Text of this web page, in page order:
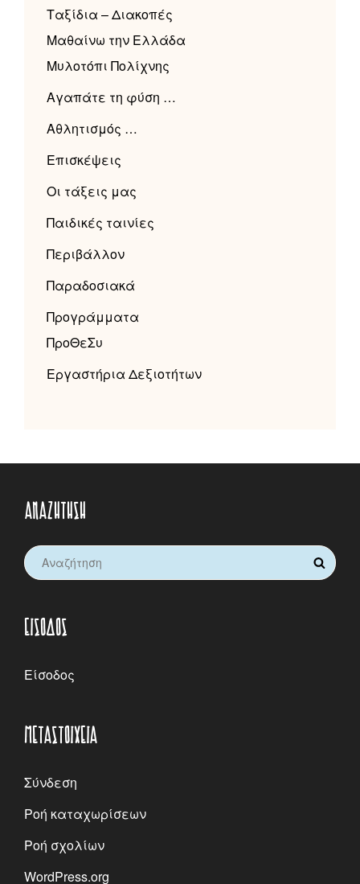
Ταξίδια – Διακοπές
Μαθαίνω την Ελλάδα
Μυλοτόπι Πολίχνης
Αγαπάτε τη φύση …
Αθλητισμός …
Επισκέψεις
Οι τάξεις μας
Παιδικές ταινίες
Περιβάλλον
Παραδοσιακά
Προγράμματα
ΠροΘεΣυ
Εργαστήρια Δεξιοτήτων
ΑΝΑΖΉΤΗΣΗ
Search
for:
SEARCH
ΕΊΣΟΔΟΣ
Είσοδος
ΜΕΤΑΣΤΟΙΧΕΊΑ
Σύνδεση
Ροή καταχωρίσεων
Ροή σχολίων
WordPress.org